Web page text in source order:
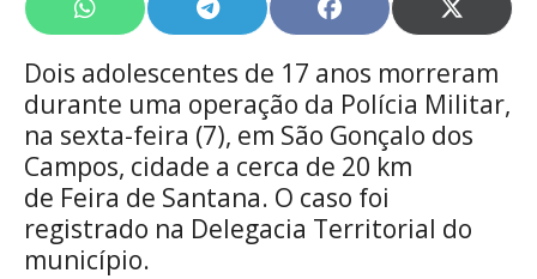
Share
on
WhatsApp
Share
on
Telegram
Share
on
Facebook
Share
on
X
Dois adolescentes de 17 anos morreram
durante uma operação da Polícia Militar,
na sexta-feira (7), em São Gonçalo dos
Campos, cidade a cerca de 20 km
de Feira de Santana. O caso foi
registrado na Delegacia Territorial do
município.